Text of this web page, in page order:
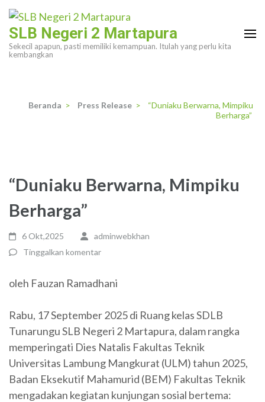
Lompat
konten
(Tekan
SLB Negeri 2 Martapura
Sekecil apapun, pasti memiliki kemampuan. Itulah yang perlu kita
kembangkan
Beranda > Press Release >
“Duniaku Berwarna, Mimpiku
Berharga”
“Duniaku Berwarna, Mimpiku
Berharga”
6 Okt,2025
adminwebkhan
Tinggalkan komentar
oleh Fauzan Ramadhani
Rabu, 17 September 2025 di Ruang kelas SDLB
Tunarungu SLB Negeri 2 Martapura, dalam rangka
memperingati Dies Natalis Fakultas Teknik
Universitas Lambung Mangkurat (ULM) tahun 2025,
Badan Eksekutif Mahamurid (BEM) Fakultas Teknik
mengadakan kegiatan kunjungan sosial bertema: